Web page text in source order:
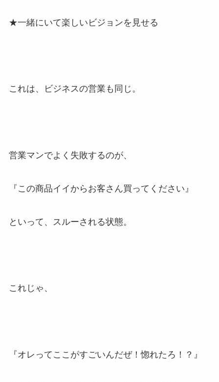
★一緒にいて楽しいビジョンを見せる
これは、ビジネスの営業も同じ。
営業マンでよく失敗するのが、
『この商品イイからお客さん買ってください』
といって、スルーされる状態。
これじゃ、
『オレってここがすごいんだぜ！惚れたろ！？』